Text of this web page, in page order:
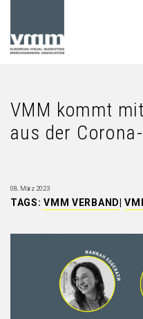
VMM kommt
aus der
08. März 2023
TAGS:VMM VERBAND |